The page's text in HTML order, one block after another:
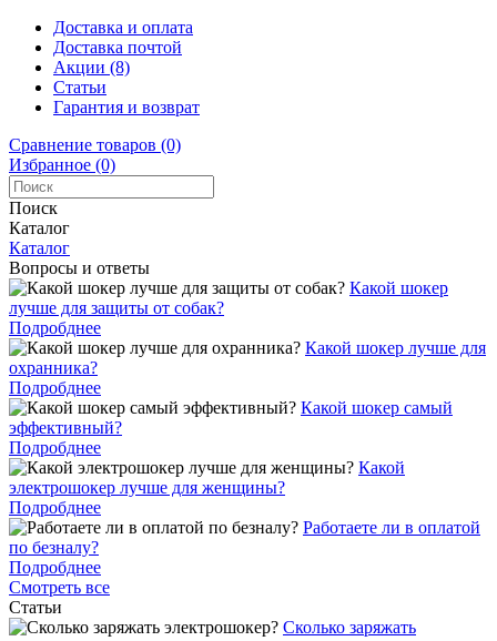
Доставка и оплата
Доставка почтой
Акции (8)
Статьи
Гарантия и возврат
Сравнение товаров (0)
Избранное (0)
Поиск
Каталог
Каталог
Вопросы и ответы
Какой шокер
лучше для защиты от собак?
Подробднее
Какой шокер лучше для
охранника?
Подробднее
Какой шокер самый
эффективный?
Подробднее
Какой
электрошокер лучше для женщины?
Подробднее
Работаете ли в оплатой
по безналу?
Подробднее
Смотреть все
Статьи
Cколько заряжать